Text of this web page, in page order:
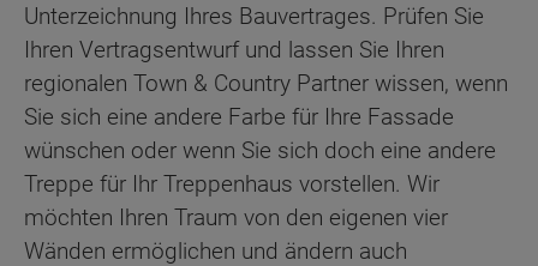
Unterzeichnung Ihres Bauvertrages. Prüfen Sie
Ihren Vertragsentwurf und lassen Sie Ihren
regionalen Town & Country Partner wissen, wenn
Sie sich eine andere Farbe für Ihre Fassade
wünschen oder wenn Sie sich doch eine andere
Treppe für Ihr Treppenhaus vorstellen. Wir
möchten Ihren Traum von den eigenen vier
Wänden ermöglichen und ändern auch